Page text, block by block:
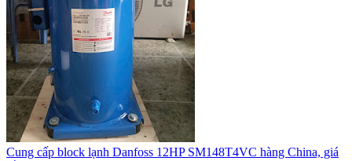
Cung cấp block lạnh Danfoss 12HP SM148T4VC hàng China, giá